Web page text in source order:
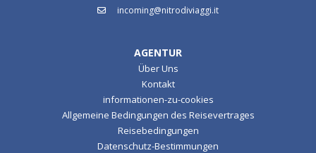
incoming@nitrodiviaggi.it
AGENTUR
Über Uns
Kontakt
informationen-zu-cookies
Allgemeine Bedingungen des Reisevertrages
Reisebedingungen
Datenschutz-Bestimmungen